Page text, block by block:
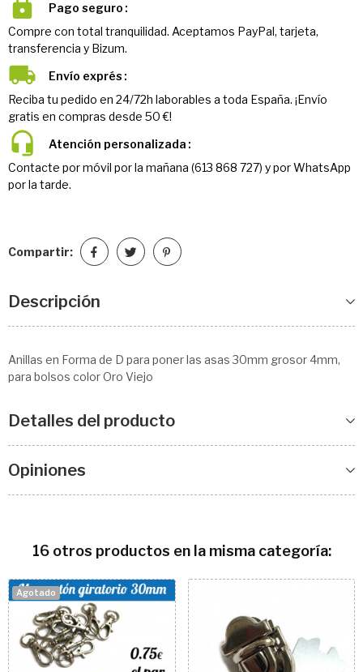
Pago seguro
Compre con total tranquilidad. Aceptamos PayPal, tarjeta,
transferencia y Bizum.
Envío exprés
Reciba tu pedido en 24/72h laborables a toda España. ¡Envío
gratis en compras desde 50 €!
Atención personalizada
Contacte por móvil por la mañana (613 868 727) y por WhatsApp
por la tarde.
Compartir:
Descripción
Anillas en Forma de D para poner las asas 30mm grosor 4mm,
para bolsos color Oro Viejo
Detalles del producto
Opiniones
16 otros productos en la misma categoría:
Agotado